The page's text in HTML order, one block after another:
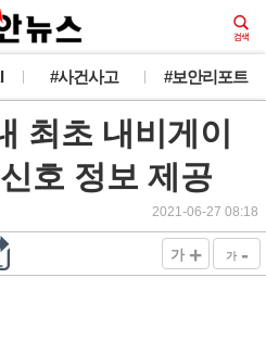
#사건사고 #보안리포트
최초 내비게이
호 정보 제공
2021-06-27 08:18
가 + 가 -